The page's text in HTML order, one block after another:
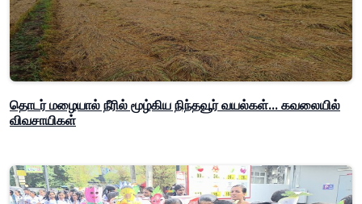
தொடர் மழையால் நீரில் மூழ்கிய நிந்தவூர் வயல்கள்... கவலையில்
விவசாயிகள்